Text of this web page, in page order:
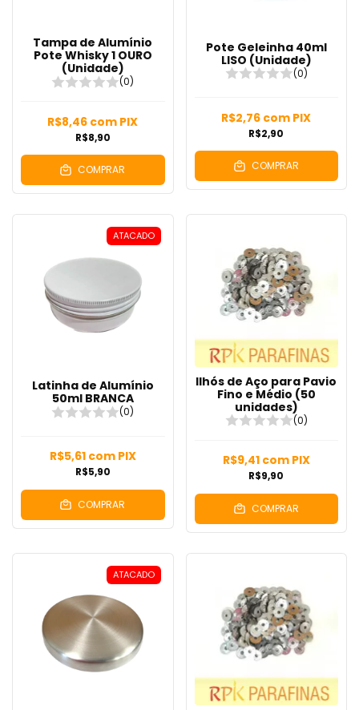
Tampa de Alumínio
Pote Whisky 1 OURO
(Unidade)
(0)
R$8,90
R$8,46 com PIX
COMPRAR
Pote Geleinha 40ml
LISO (Unidade)
(0)
R$2,90
R$2,76 com PIX
COMPRAR
ATACADO
Latinha de Alumínio
50ml BRANCA
(0)
R$5,90
R$5,61 com PIX
COMPRAR
Ilhós de Aço para Pavio
Fino e Médio (50
unidades)
(0)
R$9,90
R$9,41 com PIX
COMPRAR
ATACADO